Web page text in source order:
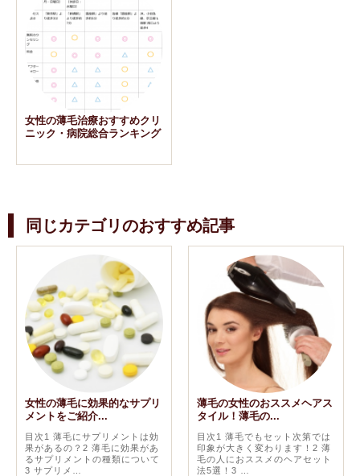
女性の薄毛治療おすすめクリ
ニック・病院総合ランキング
同じカテゴリのおすすめ記事
女性の薄毛に効果的なサプリ
メントをご紹介...
目次1 薄毛にサプリメントは効
果があるの？2 薄毛に効果があ
るサプリメントの種類について
3 サプリメ…
薄毛の女性のおススメヘアス
タイル！薄毛の...
目次1 薄毛でもセット次第では
印象が大きく変わります！2 薄
毛の人におススメのヘアセット
法5選！3 …